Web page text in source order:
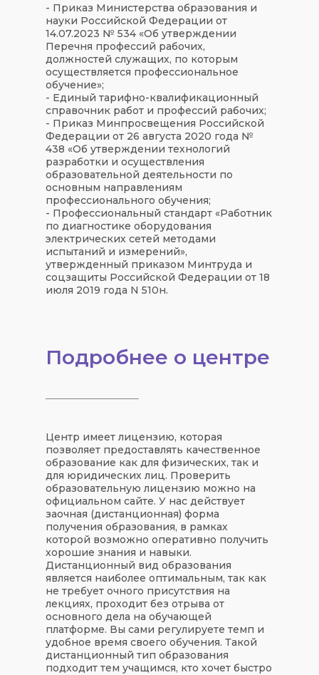
- Приказ Министерства образования и
науки Российской Федерации от
14.07.2023 № 534 «Об утверждении
Перечня профессий рабочих,
должностей служащих, по которым
осуществляется профессиональное
обучение»;
- Единый тарифно-квалификационный
справочник работ и профессий рабочих;
- Приказ Минпросвещения Российской
Федерации от 26 августа 2020 года №
438 «Об утверждении технологий
разработки и осуществления
образовательной деятельности по
основным направлениям
профессионального обучения;
- Профессиональный стандарт «Работник
по диагностике оборудования
электрических сетей методами
испытаний и измерений»,
утвержденный приказом Минтруда и
соцзащиты Российской Федерации от 18
июля 2019 года N 510н.
Подробнее о центре
Центр имеет лицензию, которая
позволяет предоставлять качественное
образование как для физических, так и
для юридических лиц. Проверить
образовательную лицензию можно на
официальном сайте. У нас действует
заочная (дистанционная) форма
получения образования, в рамках
которой возможно оперативно получить
хорошие знания и навыки.
Дистанционный вид образования
является наиболее оптимальным, так как
не требует очного присутствия на
лекциях, проходит без отрыва от
основного дела на обучающей
платформе. Вы сами регулируете темп и
удобное время своего обучения. Такой
дистанционный тип образования
подходит тем учащимся, кто хочет быстро